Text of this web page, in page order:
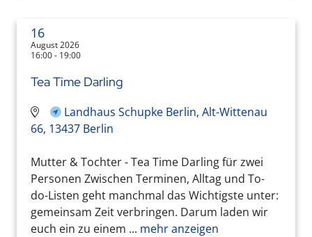
16
August 2026
16:00 - 19:00
Tea Time Darling
Landhaus Schupke Berlin, Alt-Wittenau
66, 13437 Berlin
Mutter & Tochter - Tea Time Darling für zwei
Personen Zwischen Terminen, Alltag und To-
do-Listen geht manchmal das Wichtigste unter:
gemeinsam Zeit verbringen. Darum laden wir
euch ein zu einem ... mehr anzeigen